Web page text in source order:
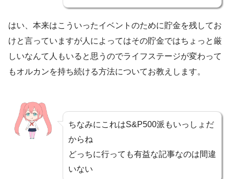
はい、本来はこういったイベントのために貯金を残してお
けと言っていますが人によってはその貯金ではちょっと厳
しいなんて人もいると思うのでライフステージが変わって
もオルカンを持ち続ける方法についてお教えします。
ちなみにこれはS&P500派もいっしょだ
からね
どっちに行っても有益な記事なのは間違
いない